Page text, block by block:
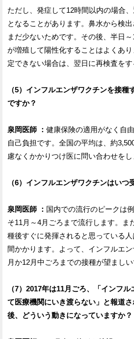
ただし、発症して12時間以内の場合
となることがあります。鼻水から検
まだ少ないためです。その後、半日
が増殖して陽性化することはよくあ
定できない場合は、翌日に再検査をす
（5）インフルエンザワクチンを接種
ですか？
泉岡医師 ： 健康保険の適用がなく自
自己負担です。全国の平均は、約
慮なくかかりつけ医に問い合わせをし
（6）インフルエンザワクチンはいつ
泉岡医師 ： 国内での流行のピークは
そ11月～4月ごろまで流行します。ま
種後すぐに発揮されると思っている
間かかります。よって、インフルエ
月か12月中ごろまでの接種が望ましい
（7）2017年は11月ごろ、「インフ
て医療機関にいき渡らない」と報道
後、どういう動きになっていますか？